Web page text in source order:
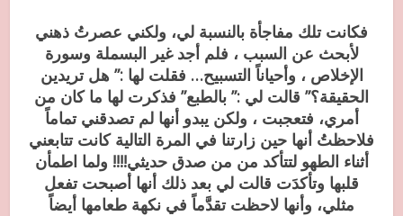
فكانت تلك مفاجأة بالنسبة لي، ولكني عصرتُ ذهني
لأبحث عن السبب ، فلم أجد غير البسملة وسورة
الإخلاص ، وأحياناً التسبيح… فقلت لها :” هل تريدين
الحقيقة؟” قالت لي :” بالطبع” فذكرت لها ما كان من
أمري، فتعجبت ، ولكن يبدو أنها لم تصدقني تماماً
فلاحظتُ أنها حين زارتنا في المرة التالية كانت تتابعني
أثناء الطهو لتتأكد من من صدق حديثي!!!! ولما اطمأن
قلبها وتأكدَت قالت لي بعد ذلك أنها أصبحت تفعل
مثلي، وأنها لاحظت تقدَّماً في نكهة طعامها أيضاً